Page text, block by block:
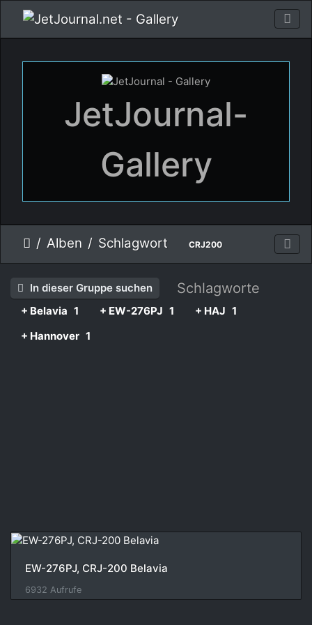
JetJournal-
Gallery
Alben Schlagwort CRJ200
In dieser Gruppe suchen Schlagworte
+ Belavia 1 + EW-276PJ 1 + HAJ 1
+ Hannover 1
EW-276PJ, CRJ-200 Belavia
6932 Aufrufe